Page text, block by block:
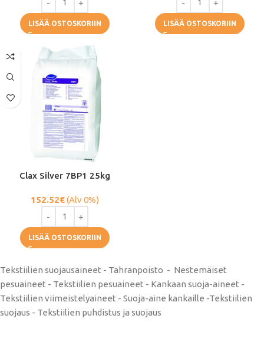
LISÄÄ OSTOSKORIIN LISÄÄ OSTOSKORIIN
Clax Silver 7BP1 25kg
152.52€(Alv 0%)
LISÄÄ OSTOSKORIIN
Tekstiilien suojausaineet - Tahranpoisto - Nestemäiset
pesuaineet - Tekstiilien pesuaineet - Kankaan suoja-aineet -
Tekstiilien viimeistelyaineet - Suoja-aine kankaille -Tekstiilien
suojaus - Tekstiilien puhdistus ja suojaus